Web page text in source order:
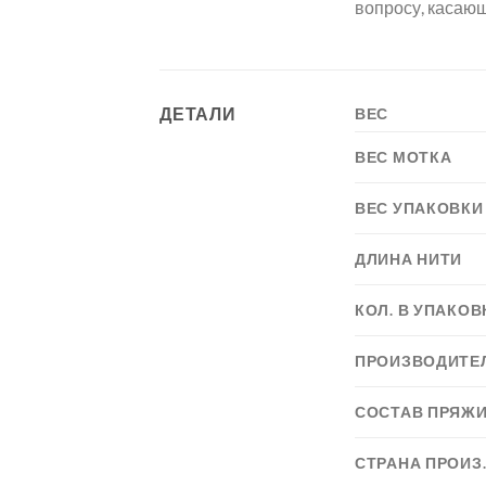
вопросу,
ДЕТАЛИ ВЕС
ВЕС МОТКА
ВЕС УПАКОВКИ
ДЛИНА НИТИ
КОЛ. В
СОСТАВ
СТРАНА ПРОИЗ.